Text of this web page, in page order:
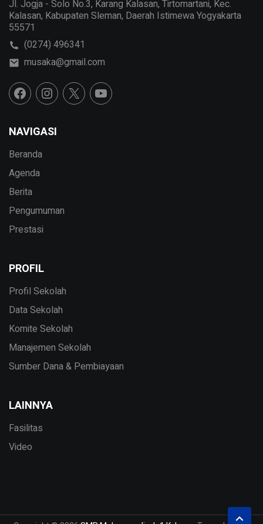
Jl. Jogja - Solo No.3, Karang Kalasan, Tirtomartani, Kec.
Kalasan, Kabupaten Sleman, Daerah Istimewa Yogyakarta
55571
(0274) 496341
musaka@gmail.com
NAVIGASI
Beranda
Agenda
Berita
Pengumuman
Prestasi
PROFIL
Profil Sekolah
Data Sekolah
Komite Sekolah
Manajemen Sekolah
Sumber Dana & Pembiayaan
LAINNYA
Fasilitas
Video